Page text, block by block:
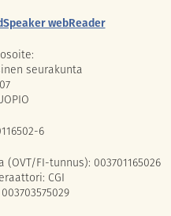
webReader
seurakunta
6
FI-tunnus): 003701165026
CGI